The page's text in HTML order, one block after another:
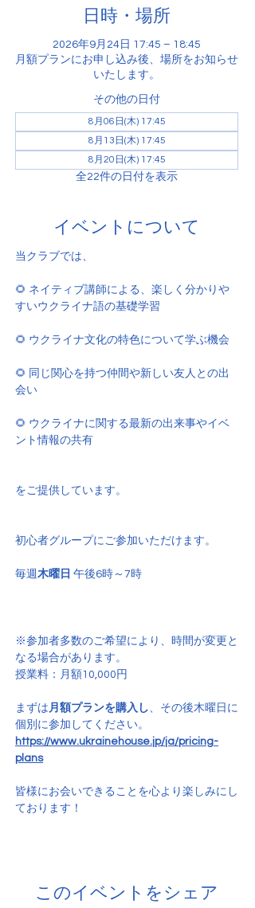
日時・場所
2026年9月24日 17:45 – 18:45
月額プランにお申し込み後、場所をお知らせ
いたします。
その他の日付
8月06日(木) 17:45
8月13日(木) 17:45
8月20日(木) 17:45
全22件の日付を表示
イベントについて
当クラブでは、
🌻 ネイティブ講師による、楽しく分かりや
すいウクライナ語の基礎学習
🌻 ウクライナ文化の特色について学ぶ機会
🌻 同じ関心を持つ仲間や新しい友人との出
会い
🌻 ウクライナに関する最新の出来事やイベ
ント情報の共有
をご提供しています。
初心者グループにご参加いただけます。
毎週木曜日 午後6時～7時
※参加者多数のご希望により、時間が変更と
なる場合があります。
授業料：月額10,000円
まずは 月額プランを購入し、その後木曜日に
個別に参加してください。
https://www.ukrainehouse.jp/ja/pricing-
plans
皆様にお会いできることを心より楽しみにし
ております！
このイベントをシェア